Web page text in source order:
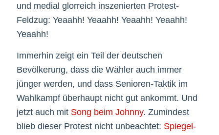
und medial glorreich inszenierten Protest-
Feldzug: Yeaahh! Yeaahh! Yeaahh! Yeaahh!
Yeaahh!
Immerhin zeigt ein Teil der deutschen
Bevölkerung, dass die Wähler auch immer
jünger werden, und dass Senioren-Taktik im
Wahlkampf überhaupt nicht gut ankommt. Und
jetzt auch mit Song beim Johnny. Zumindest
blieb dieser Protest nicht unbeachtet: Spiegel-